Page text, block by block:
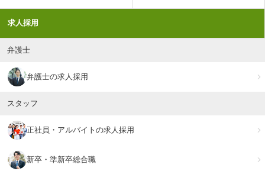
求人採用
弁護士
弁護士の求人採用
スタッフ
正社員・アルバイトの求人採用
新卒・準新卒総合職